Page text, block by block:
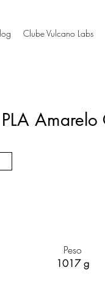
Clube Vulcano Labs
Peso
1017 g